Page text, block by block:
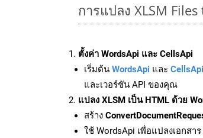
การแปลง XLSM
ตั้งค่า WordsApi และ CellsApi
เริ่มต้น WordsApi และ CellsApi
และเวอร์ชัน API ของคุณ
แปลง XLSM เป็น HTML ด้วย
สร้าง
ใช้ WordsApi เพื่อแปลงเอกสา